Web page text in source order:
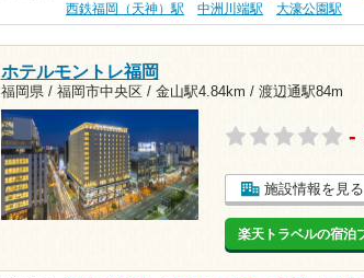
西鉄福岡（天神）駅
中洲川端駅 大濠公園駅
ホテルモントレ福岡
福岡県 / 福岡市中央区 / 金山駅4.84km / 渡辺通駅84m
-
施設情報を見る
楽天トラベルの宿泊